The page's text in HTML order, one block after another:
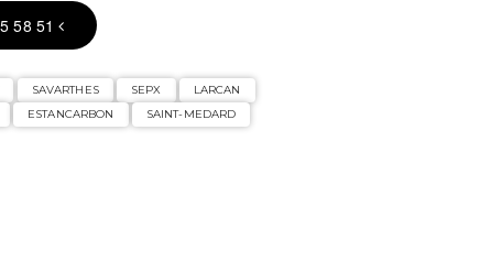
58 51
SAVARTHES SEPX
LARCAN
ESTANCARBON SAINT-MEDARD